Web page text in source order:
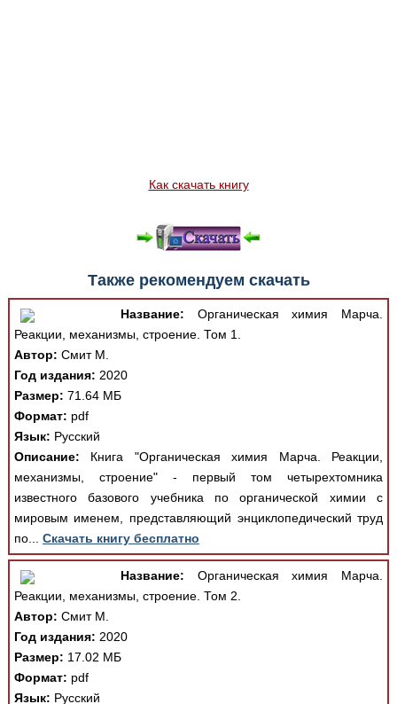
Как скачать книгу
Также рекомендуем скачать
Название: Органическая химия Марча.
Реакции, механизмы, строение. Том 1.
Автор: Смит М.
Год издания: 2020
Размер: 71.64 МБ
Формат: pdf
Язык: Русский
Описание: Книга "Органическая химия Марча. Реакции,
механизмы, строение" - первый том четырехтомника
известного базового учебника по органической химии с
мировым именем, представляющий энциклопедический труд
по... Скачать книгу бесплатно
Название: Органическая химия Марча.
Реакции, механизмы, строение. Том 2.
Автор: Смит М.
Год издания: 2020
Размер: 17.02 МБ
Формат: pdf
Язык: Русский